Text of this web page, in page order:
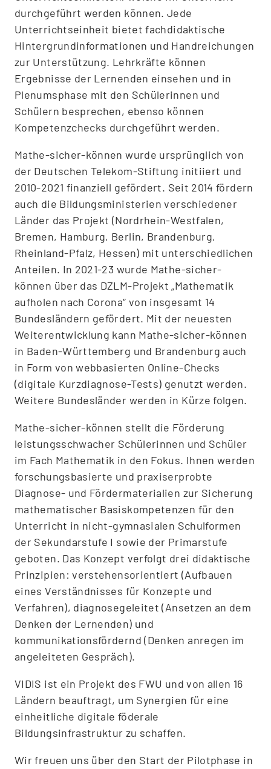
durchgeführt werden können. Jede
Unterrichtseinheit bietet fachdidaktische
Hintergrundinformationen und Handreichungen
zur Unterstützung. Lehrkräfte können
Ergebnisse der Lernenden einsehen und in
Plenumsphase mit den Schülerinnen und
Schülern besprechen, ebenso können
Kompetenzchecks durchgeführt werden.
Mathe-sicher-können wurde ursprünglich von
der Deutschen Telekom-Stiftung initiiert und
2010-2021 finanziell gefördert. Seit 2014 fördern
auch die Bildungsministerien verschiedener
Länder das Projekt (Nordrhein-Westfalen,
Bremen, Hamburg, Berlin, Brandenburg,
Rheinland-Pfalz, Hessen) mit unterschiedlichen
Anteilen. In 2021-23 wurde Mathe-sicher-
können über das DZLM-Projekt „Mathematik
aufholen nach Corona“ von insgesamt 14
Bundesländern gefördert. Mit der neuesten
Weiterentwicklung kann Mathe-sicher-können
in Baden-Württemberg und Brandenburg auch
in Form von webbasierten Online-Checks
(digitale Kurzdiagnose-Tests) genutzt werden.
Weitere Bundesländer werden in Kürze folgen.
Mathe-sicher-können stellt die Förderung
leistungsschwacher Schülerinnen und Schüler
im Fach Mathematik in den Fokus. Ihnen werden
forschungsbasierte und praxiserprobte
Diagnose- und Fördermaterialien zur Sicherung
mathematischer Basiskompetenzen für den
Unterricht in nicht-gymnasialen Schulformen
der Sekundarstufe I sowie der Primarstufe
geboten. Das Konzept verfolgt drei didaktische
Prinzipien: verstehensorientiert (Aufbauen
eines Verständnisses für Konzepte und
Verfahren), diagnosegeleitet (Ansetzen an dem
Denken der Lernenden) und
kommunikationsfördernd (Denken anregen im
angeleiteten Gespräch).
VIDIS ist ein Projekt des FWU und von allen 16
Ländern beauftragt, um Synergien für eine
einheitliche digitale föderale
Bildungsinfrastruktur zu schaffen.
Wir freuen uns über den Start der Pilotphase in